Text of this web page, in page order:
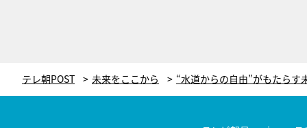
テレ朝POST 未来をここから